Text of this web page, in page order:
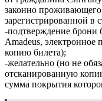
законно
зарегистрированной в
-подтверждение брони
Amadeus,
копию билета);
-желательно (но не
отсканированную
сумма покрытия